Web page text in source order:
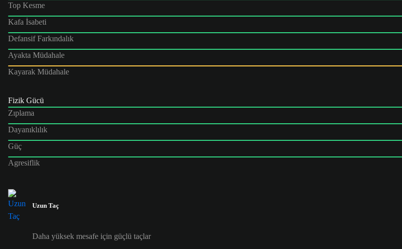
Top Kesme
Kafa İsabeti
Defansif Farkındalık
Ayakta Müdahale
Kayarak Müdahale
Fizik Gücü
Zıplama
Dayanıklılık
Güç
Agresiflik
Uzun Taç
Daha yüksek mesafe için güçlü taçlar